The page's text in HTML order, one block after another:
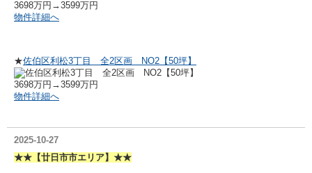
3698万円→3599万円
物件詳細へ
★佐伯区利松3丁目 全2区画 NO2【50坪】
3698万円→3599万円
物件詳細へ
2025-10-27
★★【廿日市市エリア】★★